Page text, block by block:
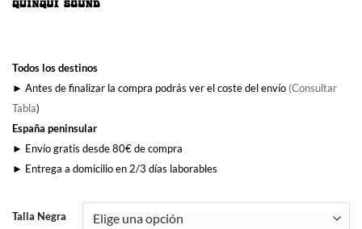
Todos los destinos
► Antes de finalizar la compra podrás ver el coste del envío (Consultar
Tabla)
España peninsular
► Envío gratis desde 80€ de compra
► Entrega a domicilio en 2/3 días laborables
Talla Negra